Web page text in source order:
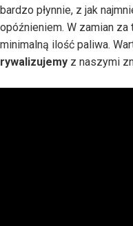
bardzo płynnie, z jak
opóźnieniem. W zamian za
minimalną ilość paliwa.
rywalizujemy z naszymi